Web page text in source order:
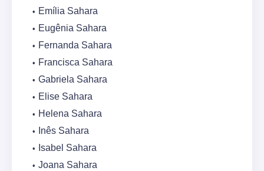
Emília Sahara
Eugênia Sahara
Fernanda Sahara
Francisca Sahara
Gabriela Sahara
Elise Sahara
Helena Sahara
Inês Sahara
Isabel Sahara
Joana Sahara